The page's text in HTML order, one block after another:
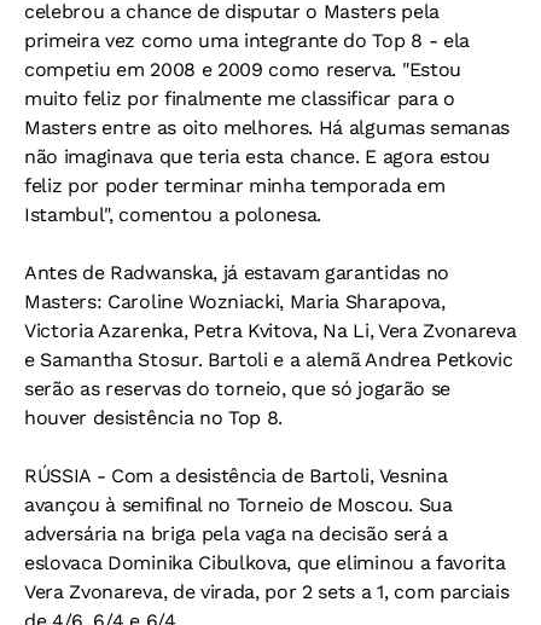
celebrou a chance de disputar o Masters pela
primeira vez como uma integrante do Top 8 - ela
competiu em 2008 e 2009 como reserva. "Estou
muito feliz por finalmente me classificar para o
Masters entre as oito melhores. Há algumas semanas
não imaginava que teria esta chance. E agora estou
feliz por poder terminar minha temporada em
Istambul", comentou a polonesa.
Antes de Radwanska, já estavam garantidas no
Masters: Caroline Wozniacki, Maria Sharapova,
Victoria Azarenka, Petra Kvitova, Na Li, Vera Zvonareva
e Samantha Stosur. Bartoli e a alemã Andrea Petkovic
serão as reservas do torneio, que só jogarão se
houver desistência no Top 8.
RÚSSIA - Com a desistência de Bartoli, Vesnina
avançou à semifinal no Torneio de Moscou. Sua
adversária na briga pela vaga na decisão será a
eslovaca Dominika Cibulkova, que eliminou a favorita
Vera Zvonareva, de virada, por 2 sets a 1, com parciais